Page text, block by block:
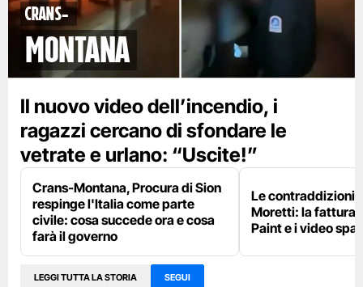
Crans-
Montana
Il nuovo video dell’incendio, i
ragazzi cercano di sfondare le
vetrate e urlano: “Uscite!”
Crans-Montana, Procura di Sion
respinge l'Italia come parte
civile: cosa succede ora e cosa
farà il governo
Le contraddizioni
Moretti: la fattura
Paint e i video
LEGGI TUTTA LA STORIA SEGUI